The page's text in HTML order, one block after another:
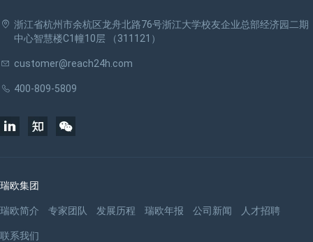
浙江省杭州市余杭区龙舟北路76号浙江大学校友企业总部经济园二期
中心智慧楼C1幢10层 （311121）
customer@reach24h.com
400-809-5809
瑞欧集团
瑞欧简介 专家团队 发展历程 瑞欧年报 公司新闻 人才招聘
联系我们